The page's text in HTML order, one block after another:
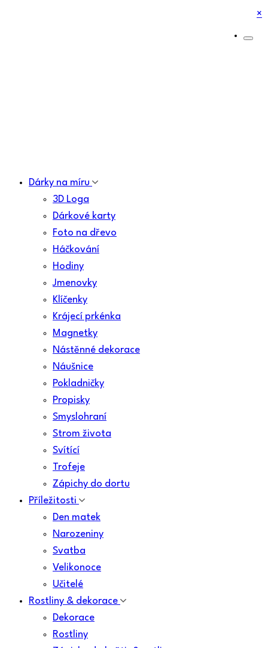
×
Dárky na míru
3D Loga
Dárkové karty
Foto na dřevo
Háčkování
Hodiny
Jmenovky
Klíčenky
Krájecí prkénka
Magnetky
Nástěnné dekorace
Náušnice
Pokladničky
Propisky
Smyslohraní
Strom života
Svítící
Trofeje
Zápichy do dortu
Příležitosti
Den matek
Narozeniny
Svatba
Velikonoce
Učitelé
Rostliny & dekorace
Dekorace
Rostliny